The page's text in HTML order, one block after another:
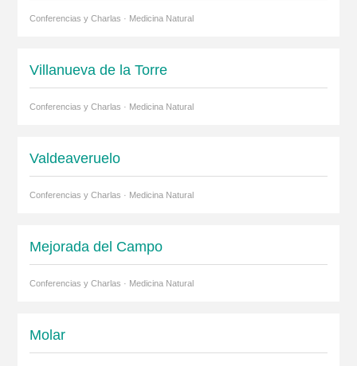
Conferencias y Charlas · Medicina Natural
Villanueva de la Torre
Conferencias y Charlas · Medicina Natural
Valdeaveruelo
Conferencias y Charlas · Medicina Natural
Mejorada del Campo
Conferencias y Charlas · Medicina Natural
Molar